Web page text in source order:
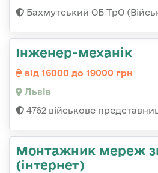
Бахмутський ОБ ТрО
Інженер-механік
від 16000 до 19000 грн
Львів
4762 військове
Монтажник мереж
(інтернет)